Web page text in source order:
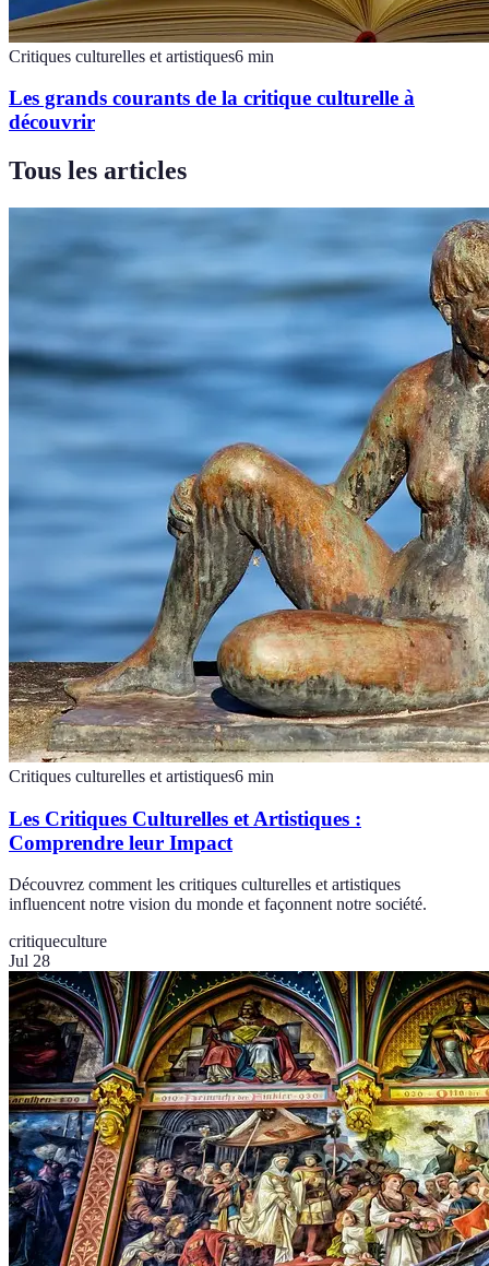
Critiques culturelles et artistiques6 min
Les grands courants de la critique culturelle à
découvrir
Tous les articles
Critiques culturelles et artistiques6 min
Les Critiques Culturelles et Artistiques :
Comprendre leur Impact
Découvrez comment les critiques culturelles et artistiques
influencent notre vision du monde et façonnent notre société.
critiqueculture
Jul 28